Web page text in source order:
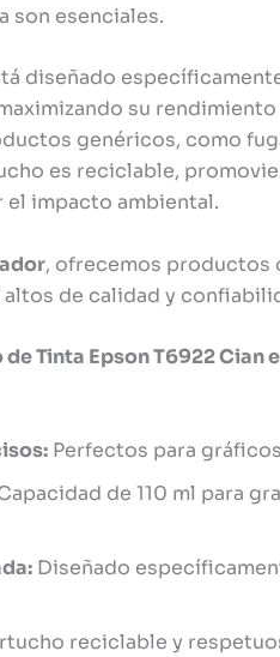
son esenciales.
diseñado
su
genéricos, como
es reciclable,
el impacto ambiental.
, ofrecemos productos
de calidad y
Tinta Epson T6922 Cian
Perfectos para
de 110 ml para
Diseñado
reciclable y